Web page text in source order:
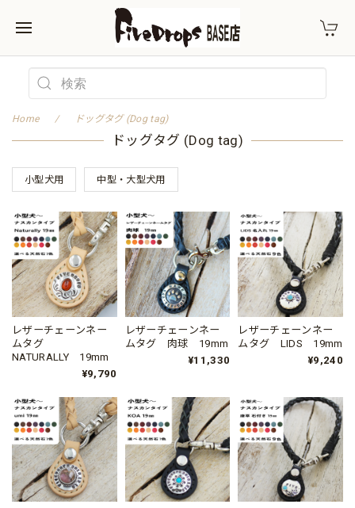
Home ドッグタグ (Dog tag)
ドッグタグ (Dog tag)
小型犬用 中型・大型犬用
レザーチェーンネー
ムタグ
NATURALLY 19mm
¥9,790
レザーチェーンネー
ムタグ 肉球 19mm
¥11,330
レザーチェーンネー
ムタグ LIDS 19mm
¥9,240